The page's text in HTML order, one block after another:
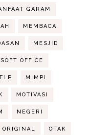
GARAM
MEMBACA
MESJID
OFFICE
MIMPI
MOTIVASI
NEGERI
ORIGINAL OTAK